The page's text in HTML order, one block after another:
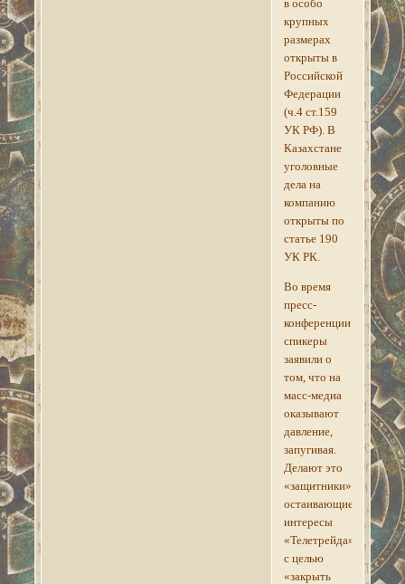
в особо
крупных
размерах
открыты в
Российской
Федерации
(ч.4 ст.159
УК РФ). В
Казахстане
уголовные
дела на
компанию
открыты по
статье 190
УК РК.
Во время
пресс-
конференции
спикеры
заявили о
том, что на
масс-медиа
оказывают
давление,
запугивая.
Делают это
«защитники»,
остаивающие
интересы
«Телетрейда»
с целью
«закрыть